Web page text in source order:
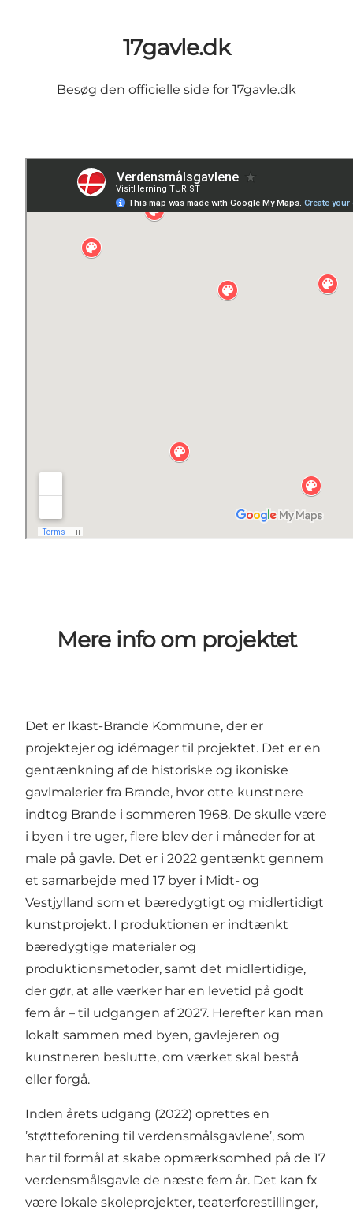
17gavle.dk
Besøg den officielle side for 17gavle.dk
Mere info om projektet
Det er Ikast-Brande Kommune, der er
projektejer og idémager til projektet. Det er en
gentænkning af de historiske og ikoniske
gavlmalerier fra Brande, hvor otte kunstnere
indtog Brande i sommeren 1968. De skulle være
i byen i tre uger, flere blev der i måneder for at
male på gavle. Det er i 2022 gentænkt gennem
et samarbejde med 17 byer i Midt- og
Vestjylland som et bæredygtigt og midlertidigt
kunstprojekt. I produktionen er indtænkt
bæredygtige materialer og
produktionsmetoder, samt det midlertidige,
der gør, at alle værker har en levetid på godt
fem år – til udgangen af 2027. Herefter kan man
lokalt sammen med byen, gavlejeren og
kunstneren beslutte, om værket skal bestå
eller forgå.
Inden årets udgang (2022) oprettes en
’støtteforening til verdensmålsgavlene’, som
har til formål at skabe opmærksomhed på de 17
verdensmålsgavle de næste fem år. Det kan fx
være lokale skoleprojekter, teaterforestillinger,